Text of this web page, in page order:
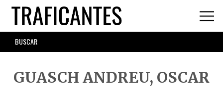
Skip
main
content
SEARCH
FORM
GUASCH ANDREU, OSCAR